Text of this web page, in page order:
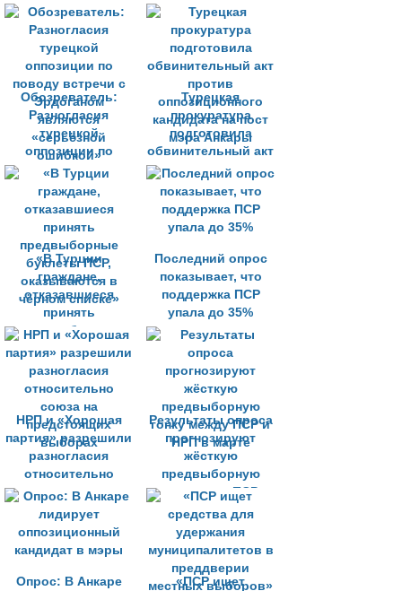
Обозреватель:
Разногласия
турецкой
оппозиции по
поводу встречи с
Эрдоганом
являются
«серьёзной
ошибкой»
Турецкая
прокуратура
подготовила
обвинительный акт
против
оппозиционного
кандидата на пост
мэра Анкары
«В Турции
граждане,
отказавшиеся
принять
предвыборные
буклеты ПСР,
оказываются в
чёрном списке»
Последний опрос
показывает, что
поддержка ПСР
упала до 35%
НРП и «Хорошая
партия» разрешили
разногласия
относительно
союза на
предстоящих
выборах
Результаты опроса
прогнозируют
жёсткую
предвыборную
гонку между ПСР и
НРП в марте
Опрос: В Анкаре
«ПСР ищет